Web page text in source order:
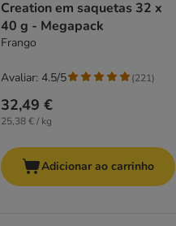
Creation em saquetas 32 x
40 g - Megapack
Frango
32,49 €
25,38 € / kg
Avaliar: 4.5/5 (221)
Adicionar ao carrinho